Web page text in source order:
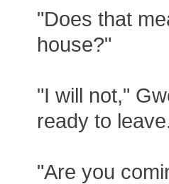
"Does that
house?"
"I will not,"
ready to
"Are you